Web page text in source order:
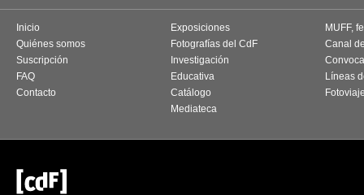
Inicio
Quiénes somos
Suscripción
FAQ
Contacto
Exposiciones
Fotografías del CdF
Investigación
Educativa
Catálogo
Mediateca
MUFF,
Canal
Líneas